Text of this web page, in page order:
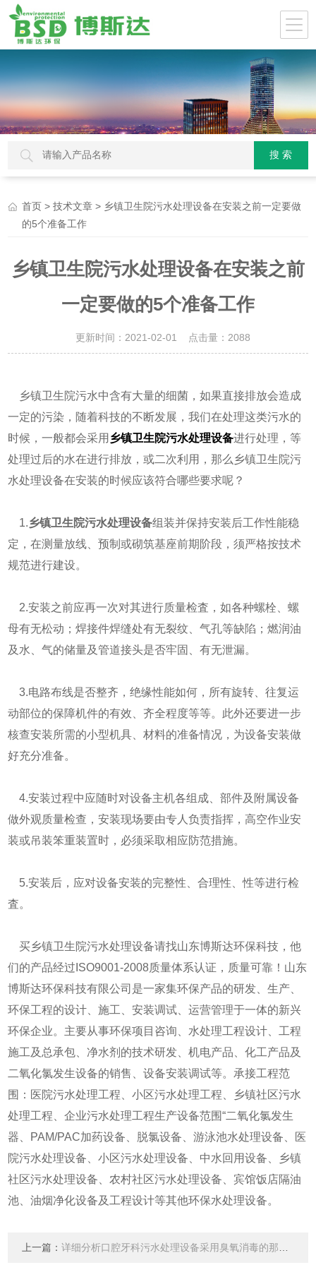
首页 >技术文章 > 乡镇卫生院污水处理设备在安装之前一定要做
的5个准备工作
乡镇卫生院污水处理设备在安装之前
一定要做的5个准备工作
更新时间：2021-02-01 点击量： 2088
乡镇卫生院污水中含有大量的细菌，如果直接排放会造成
一定的污染，随着科技的不断发展，我们在处理这类污水的
时候，一般都会采用 乡镇卫生院污水处理设备进行处理，等
处理过后的水在进行排放，或二次利用，那么乡镇卫生院污
水处理设备在安装的时候应该符合哪些要求呢？
1.乡镇卫生院污水处理设备组装并保持安装后工作性能稳
定，在测量放线、预制或砌筑基座前期阶段，须严格按技术
规范进行建设。
2.安装之前应再一次对其进行质量检査，如各种螺栓、螺
母有无松动；焊接件焊缝处有无裂纹、气孔等缺陷；燃润油
及水、气的储量及管道接头是否牢固、有无泄漏。
3.电路布线是否整齐，绝缘性能如何，所有旋转、往复运
动部位的保障机件的有效、齐全程度等等。此外还要进一步
核查安装所需的小型机具、材料的准备情况，为设备安装做
好充分准备。
4.安装过程中应随时对设备主机各组成、部件及附属设备
做外观质量检查，安装现场要由专人负责指挥，高空作业安
装或吊装笨重装置时，必须采取相应防范措施。
5.安装后，应对设备安装的完整性、合理性、性等进行检
査。
买乡镇卫生院污水处理设备请找山东博斯达环保科技，他
们的产品经过ISO9001-2008质量体系认证，质量可靠！山东
博斯达环保科技有限公司是一家集环保产品的研发、生产、
环保工程的设计、施工、安装调试、运营管理于一体的新兴
环保企业。主要从事环保项目咨询、水处理工程设计、工程
施工及总承包、净水剂的技术研发、机电产品、化工产品及
二氧化氯发生设备的销售、设备安装调试等。承接工程范
围：医院污水处理工程、小区污水处理工程、乡镇社区污水
处理工程、企业污水处理工程生产设备范围“二氧化氯发生
器、PAM/PAC加药设备、脱氯设备、游泳池水处理设备、医
院污水处理设备、小区污水处理设备、中水回用设备、乡镇
社区污水处理设备、农村社区污水处理设备、宾馆饭店隔油
池、油烟净化设备及工程设计等其他环保水处理设备。
上一篇：详细分析口腔牙科污水处理设备采用臭氧消毒的那些优势